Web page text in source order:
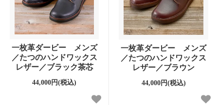
一枚革ダービー メンズ
／たつのハンドワックス
レザー／ブラック茶芯
44,000円(税込)
一枚革ダービー メンズ
／たつのハンドワックス
レザー／ブラウン
44,000円(税込)